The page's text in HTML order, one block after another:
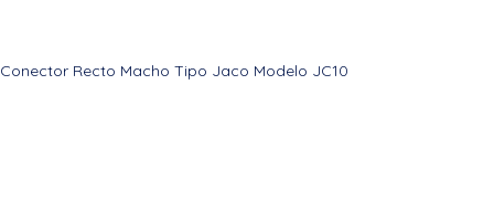
Conector Recto Macho Tipo Jaco Modelo JC10